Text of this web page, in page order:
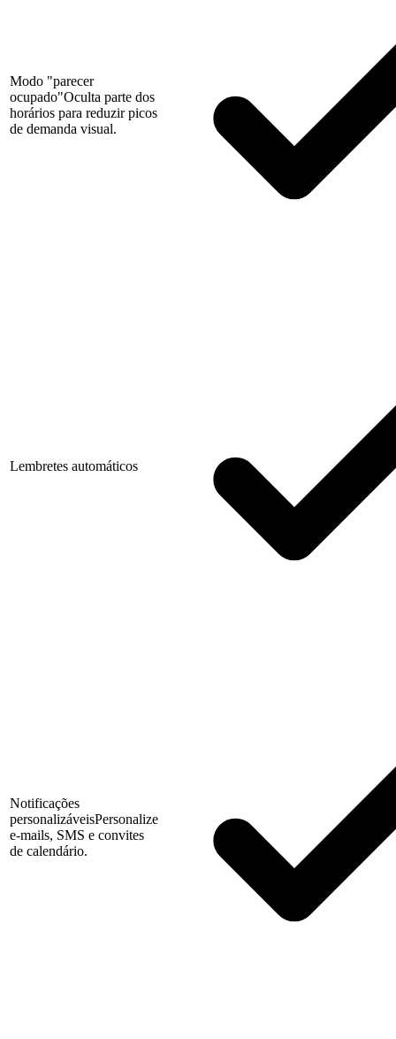
Modo "parecer
ocupado"Oculta parte dos
horários para reduzir picos
de demanda visual.
Lembretes automáticos
Notificações
personalizáveisPersonalize
e-mails, SMS e convites
de calendário.